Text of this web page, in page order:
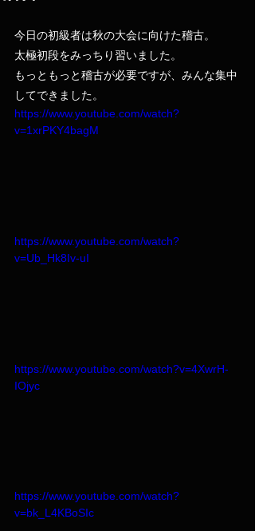
今日の初級者は秋の大会に向けた稽古。
太極初段をみっちり習いました。
もっともっと稽古が必要ですが、みんな集中
してできました。
https://www.youtube.com/watch?
v=1xrPKY4bagM
https://www.youtube.com/watch?
v=Ub_Hk8Iv-uI
https://www.youtube.com/watch?v=4XwrH-
IOjyc
https://www.youtube.com/watch?
v=bk_L4KBoSIc